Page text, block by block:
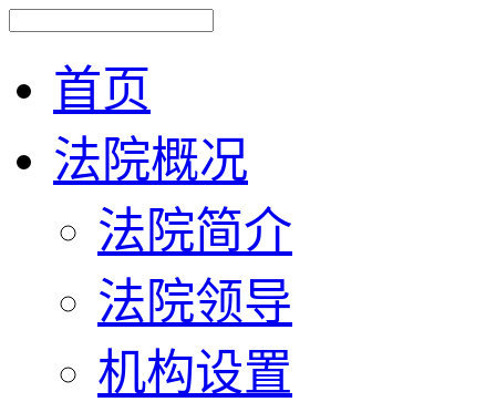
首页
法院概况
法院简介
法院领导
机构设置